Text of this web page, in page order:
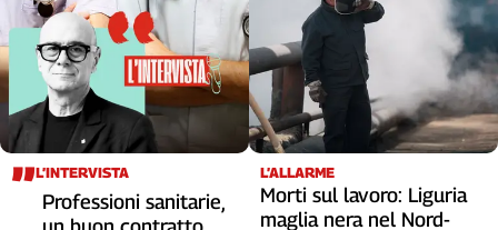
L’INTERVISTA
Professioni sanitarie,
L’ALLARME
Morti sul lavoro: Liguria
maglia nera nel Nord-